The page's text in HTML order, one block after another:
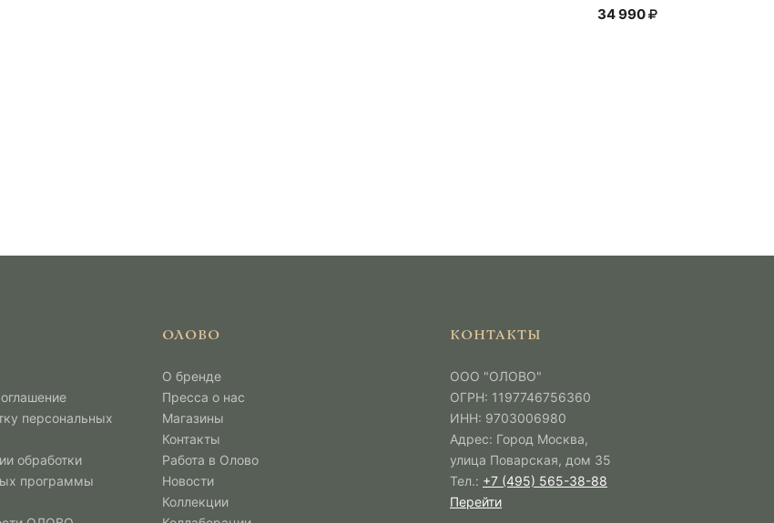
34 990
персональных
обработки
программы
ОЛОВО
О бренде
Пресса о нас
Магазины
Контакты
Работа в Олово
Новости
Коллекции
КОНТАКТЫ
ООО "ОЛОВО"
ОГРН: 1197746756360
ИНН: 9703006980
Адрес: Город Москва,
улица Поварская, дом 35
Тел.: +7 (495) 565-38-88
Перейти